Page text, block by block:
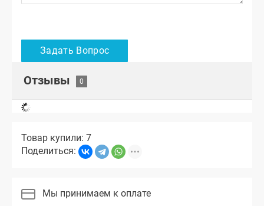
Отзывы
Товар купили: 7
Поделиться:
Мы принимаем к оплате